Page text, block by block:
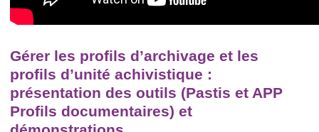
Gérer les profils d’archivage et les
profils d’unité achivistique :
présentation des outils (Pastis et APP
Profils documentaires) et